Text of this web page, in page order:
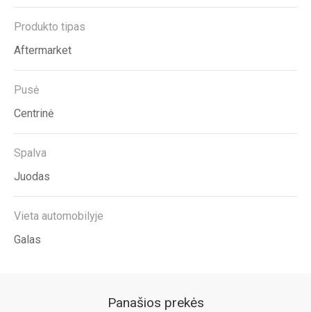
Produkto tipas
Aftermarket
Pusė
Centrinė
Spalva
Juodas
Vieta automobilyje
Galas
Panašios prekės